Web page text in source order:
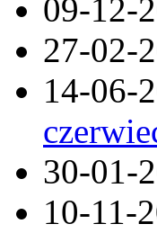
09-12-
27-02-
14-06-
30-01-
10-11-